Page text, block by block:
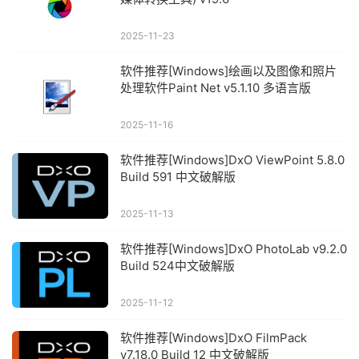
2025-11-23
软件推荐[Windows]绘画以及图像和照片
处理软件Paint Net v5.1.10 多语言版
2025-11-16
软件推荐[Windows]DxO ViewPoint 5.8.0
Build 591 中文破解版
2025-11-13
软件推荐[Windows]DxO PhotoLab v9.2.0
Build 524中文破解版
2025-11-12
软件推荐[Windows]DxO FilmPack
v7.18.0 Build 12 中文破解版